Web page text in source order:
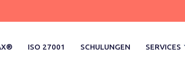
ISO 27001 SCHULUNGEN SERVICES